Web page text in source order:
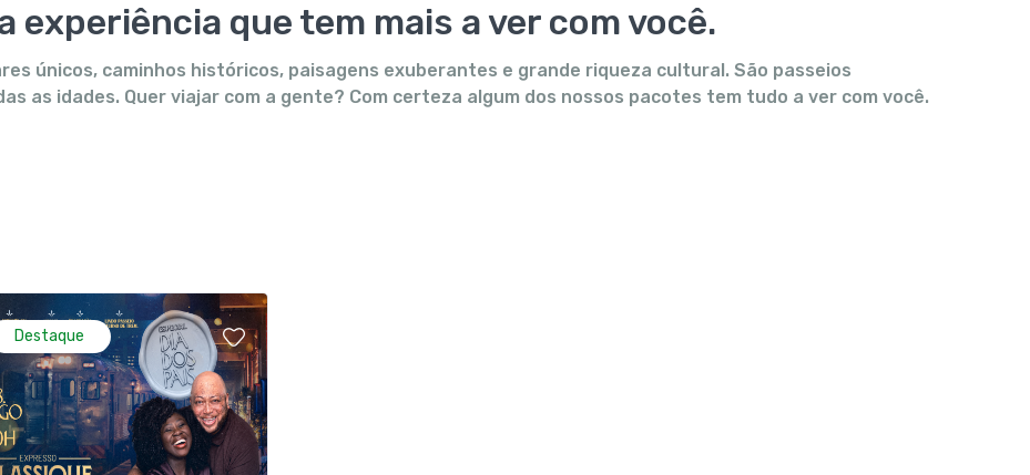
experiência que tem mais a ver com você.
únicos, caminhos históricos, paisagens exuberantes e grande riqueza cultural. São passeios
as idades. Quer viajar com a gente? Com certeza algum dos nossos pacotes tem tudo a ver com você.
Destaque